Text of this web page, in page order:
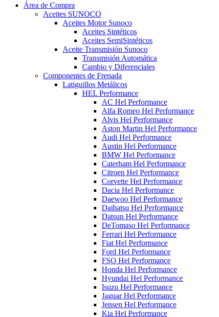
Área de Compra
Aceites SUNOCO
Aceites Motor Sunoco
Aceites Sintéticos
Aceites SemiSintéticos
Aceite Transmisión Sunoco
Transmisión Automática
Cambio y Diferenciales
Componentes de Frenada
Latiguillos Metálicos
HEL Performance
AC Hel Performance
Alfa Romeo Hel Performance
Alvis Hel Performance
Aston Martin Hel Performance
Audi Hel Performance
Austin Hel Performance
BMW Hel Performance
Caterham Hel Performance
Citroen Hel Performance
Corvette Hel Performance
Dacia Hel Performance
Daewoo Hel Performance
Daihatsu Hel Performance
Datsun Hel Performance
DeTomaso Hel Performance
Ferrari Hel Performance
Fiat Hel Performance
Ford Hel Performance
FSO Hel Performance
Honda Hel Performance
Hyundai Hel Performance
Isuzu Hel Performance
Jaguar Hel Performance
Jensen Hel Performance
Kia Hel Performance